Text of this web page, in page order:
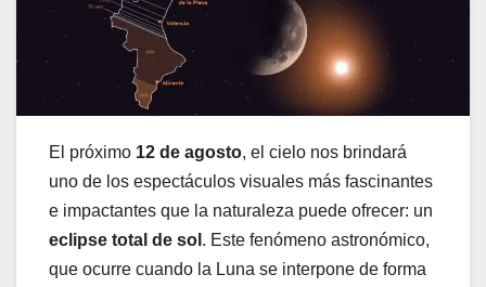
El próximo 12 de agosto, el cielo nos brindará
uno de los espectáculos visuales más fascinantes
e impactantes que la naturaleza puede ofrecer: un
eclipse total de sol . Este fenómeno astronómico,
que ocurre cuando la Luna se interpone de forma